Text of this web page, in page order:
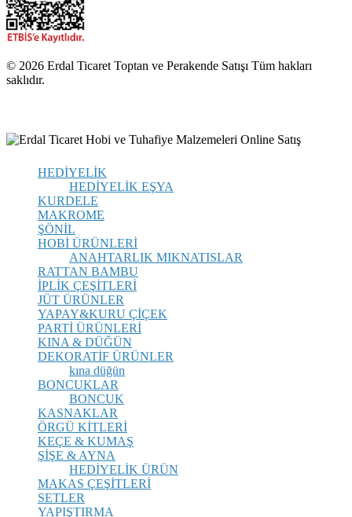
© 2026 Erdal Ticaret Toptan ve Perakende Satışı Tüm hakları
saklıdır.
HEDİYELİK
HEDİYELİK EŞYA
KURDELE
MAKROME
ŞÖNİL
HOBİ ÜRÜNLERİ
ANAHTARLIK MIKNATISLAR
RATTAN BAMBU
İPLİK ÇEŞİTLERİ
JÜT ÜRÜNLER
YAPAY&KURU ÇİÇEK
PARTİ ÜRÜNLERİ
KINA & DÜĞÜN
DEKORATİF ÜRÜNLER
kına düğün
BONCUKLAR
BONCUK
KASNAKLAR
ÖRGÜ KİTLERİ
KEÇE & KUMAŞ
ŞİŞE & AYNA
HEDİYELİK ÜRÜN
MAKAS ÇEŞİTLERİ
SETLER
YAPIŞTIRMA